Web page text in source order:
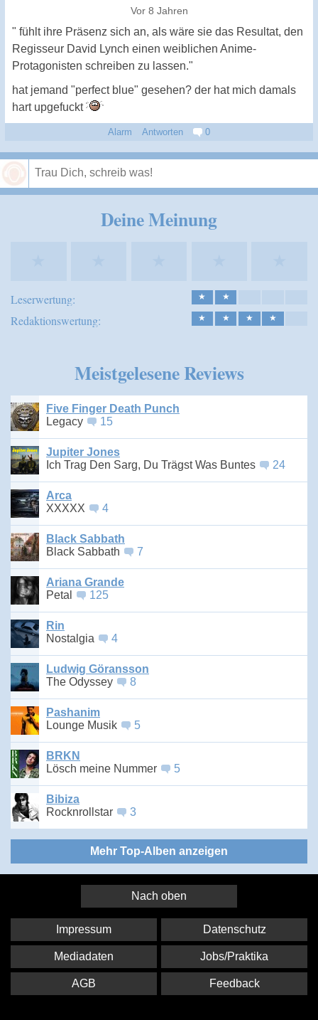
Vor 8 Jahren
" fühlt ihre Präsenz sich an, als wäre sie das Resultat, den
Regisseur David Lynch einen weiblichen Anime-
Protagonisten schreiben zu lassen."
hat jemand "perfect blue" gesehen? der hat mich damals
hart upgefuckt
Alarm Antworten 0
Deine Meinung
Leserwertung: ★ ★
Redaktionswertung: ★ ★ ★ ★
Meistgelesene Reviews
Five Finger Death Punch
Legacy
15
Jupiter Jones
Ich Trag Den Sarg, Du Trägst Was Buntes
24
Arca
XXXXX
4
Black Sabbath
Black Sabbath
7
Ariana Grande
Petal
125
Rin
Nostalgia
4
Ludwig Göransson
The Odyssey
8
Pashanim
Lounge Musik
5
BRKN
Lösch meine Nummer
5
Bibiza
Rocknrollstar
3
Mehr Top-Alben anzeigen
Nach oben
Impressum Datenschutz
Mediadaten Jobs/Praktika
AGB Feedback